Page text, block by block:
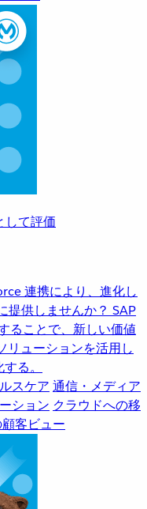
して評価
連携により、進化し
提供しませんか？ SAP
ることで、新しい価値
リューションを活用し
る。
スケア 通信・メディア
ション クラウドへの移
客ビュー